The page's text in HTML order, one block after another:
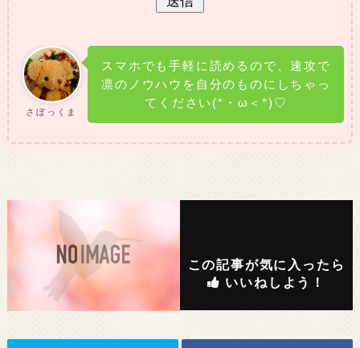
さぼっくま
スマホでも手軽に読めるので、速攻で
凛のノウハウを自分のものにしちゃっ
てください(*・ω＜*)♡
この記事が気に入ったら
いいねしよう！